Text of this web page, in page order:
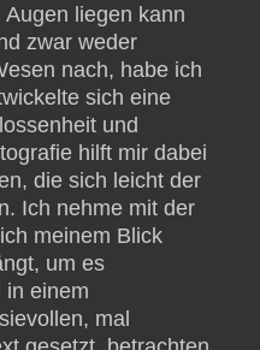
liegen kann
zwar weder
nach, habe ich
sich eine
und
hilft mir dabei
die sich leicht der
Ich nehme mit der
meinem Blick
um es
in einem
mal